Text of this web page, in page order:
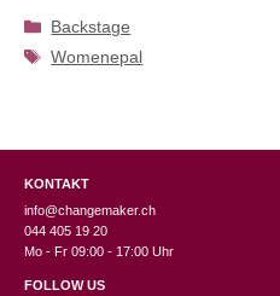
Kategorien
Backstage
Schlagwörter
Womenepal
KONTAKT
info@changemaker.ch
044 405 19 20
Mo - Fr 09:00 - 17:00 Uhr
FOLLOW US